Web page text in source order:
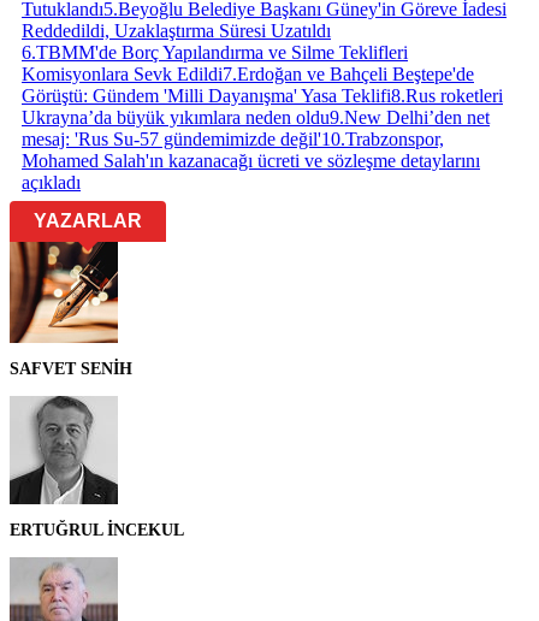
Tutuklandı5.Beyoğlu Belediye Başkanı Güney'in Göreve İadesi
Reddedildi, Uzaklaştırma Süresi Uzatıldı
6.TBMM'de Borç Yapılandırma ve Silme Teklifleri
Komisyonlara Sevk Edildi7.Erdoğan ve Bahçeli Beştepe'de
Görüştü: Gündem 'Milli Dayanışma' Yasa Teklifi8.Rus roketleri
Ukrayna’da büyük yıkımlara neden oldu9.New Delhi’den net
mesaj: 'Rus Su-57 gündemimizde değil'10.Trabzonspor,
Mohamed Salah'ın kazanacağı ücreti ve sözleşme detaylarını
açıkladı
YAZARLAR
SAFVET SENİH
ERTUĞRUL İNCEKUL